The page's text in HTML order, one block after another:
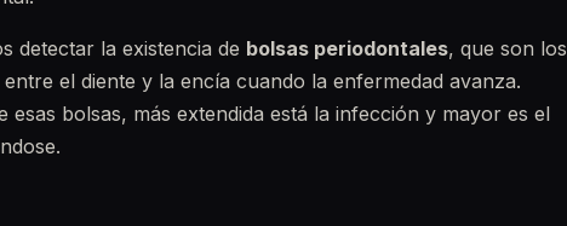
detectar la existencia de bolsas periodontales, que son los
el diente y la encía cuando la enfermedad avanza.
bolsas, más extendida está la infección y mayor es el